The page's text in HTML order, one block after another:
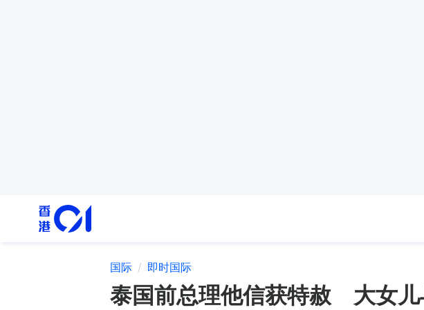
国际 即时国际
泰国前总理他信获特赦 大女儿